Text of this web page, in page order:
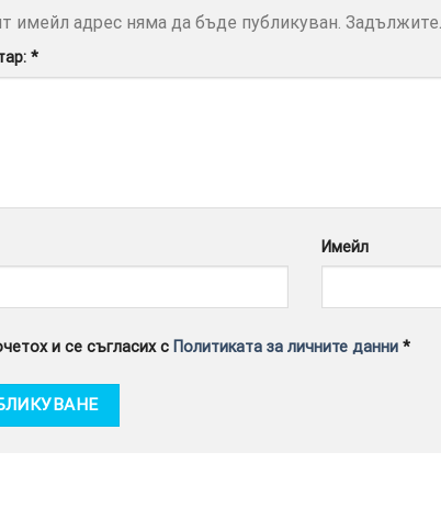
имейл адрес няма да бъде публикуван.
*
Имейл
и се съгласих с Политиката за личните данни *